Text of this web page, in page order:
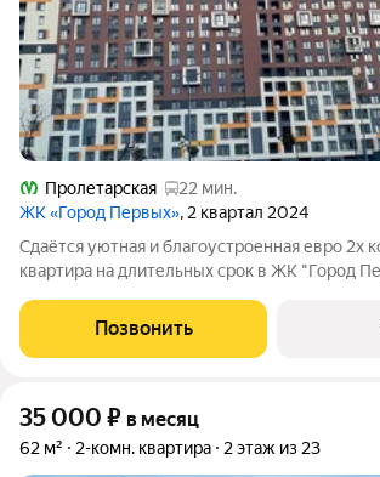
Пролетарская
22 мин.
ЖК «Город Первых», 2 квартал 2024
Сдаётся уютная и благоустроенная евро 2х
квартира на длительных срок в ЖК "Город
Квартира расположена на 15 этаже
дома. Дом оснащён двумя
Позвонить
35 000 ₽ в месяц
62 м² 2-комн. квартира 2 этаж из 23